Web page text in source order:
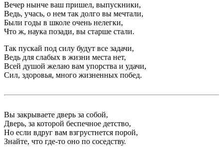
Вечер нынче ваш пришел, выпускники,
Ведь, учась, о нем так долго вы мечтали,
Были годы в школе очень нелегки,
Что ж, наука позади, вы старше стали.
Так пускай под силу будут все задачи,
Ведь для слабых в жизни места нет,
Всей душой желаю вам упорства и удачи,
Сил, здоровья, много жизненных побед.
Вы закрываете дверь за собой,
Дверь, за которой беспечное детство,
Но если вдруг вам взгрустнется порой,
Знайте, что где-то оно по соседству.